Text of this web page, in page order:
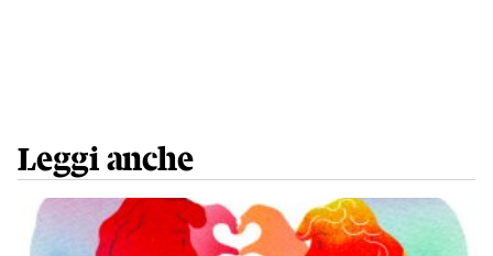
Leggi anche